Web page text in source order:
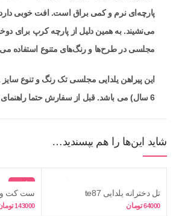
پارچه‌ای نرم و کمی براق است. افت خوبی دارد
می‌نشیند. به همین دلیل از پارچه کرپ برای
مجلسی در طرح‌ها و رنگ‌های متنوع استفاده
6 سال) می باشد. قبل از سفارش حتما راهنمای سایز چک شود.
شاید این‌ها را هم بپسندید…
تل دخترانه یلدایی te87
64000 تومان
تمام شد
ست کت و
143000